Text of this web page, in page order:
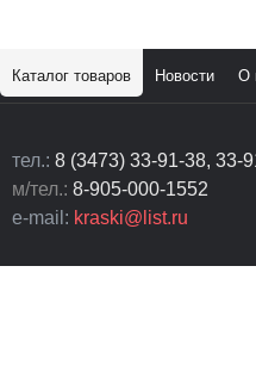
Каталог товаров Новости О
тел.: 8 (3473) 33-91-38, 33-
м/тел.: 8-905-000-1552
e-mail: kraski@list.ru